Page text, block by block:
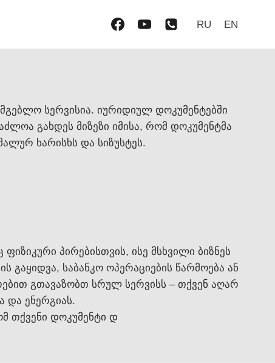
RU EN
სერვისია. იურიდიულ დოკუმენტებში
გახდეს მიზეზი იმისა, რომ დოკუმენტმა
ხარისხს და სიზუსტეს.
პირებისთვის, ისე მსხვილი ბიზნეს
გაყიდვა, საბანკო ოპერაციების წარმოება ან
გთავაზობთ სრულ სერვისს – თქვენ აღარ
და ენერგიას.
თქვენი დოკუმენტი დ